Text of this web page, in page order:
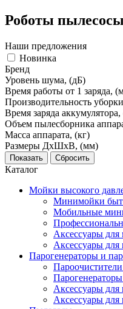
Роботы
Наши предложения
Новинка
Бренд
Уровень шума, (дБ)
Время работы от 1 заряда,
Производительность
Время заряда
Объем пылесборника
Масса аппарата, (кг)
Размеры ДхШхВ, (мм)
Каталог
Мойки высокого
Минимойки
Мобильные
Аксессуары
Аксессуары
Парогенераторы и
Аксессуары для
Аксессуары для